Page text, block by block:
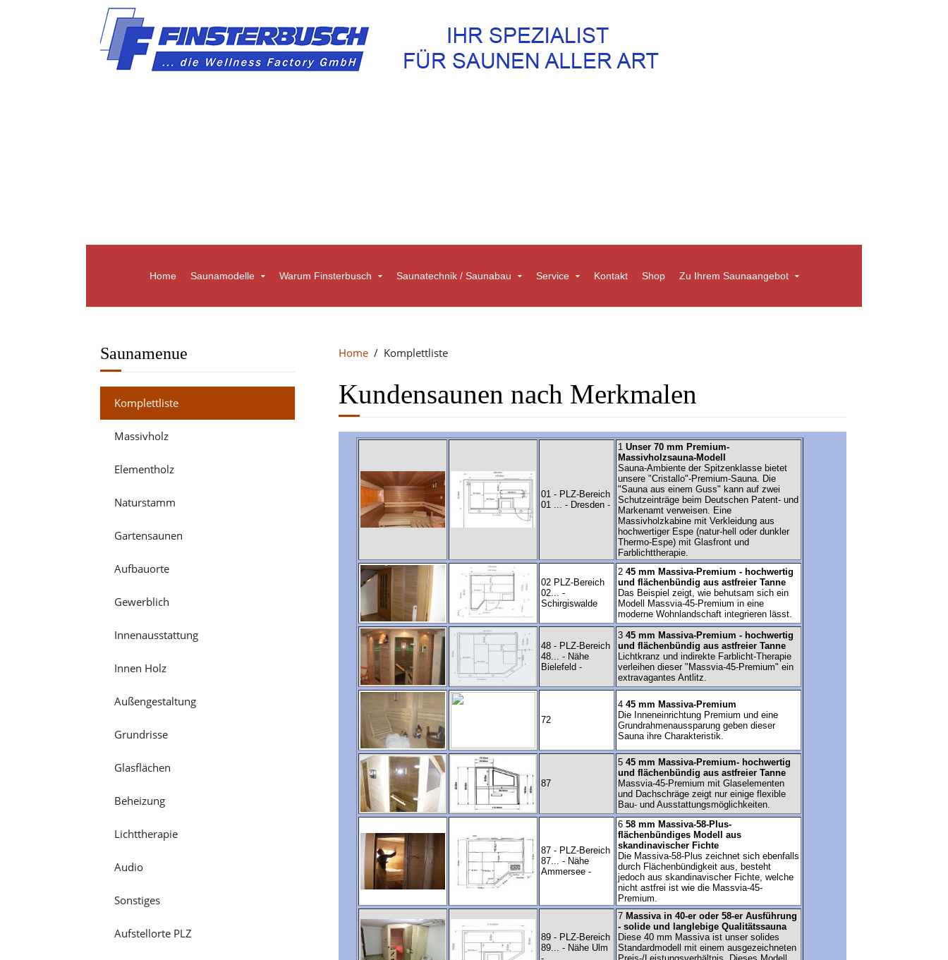
Home Saunamodelle Warum Finsterbusch Saunatechnik / Saunabau Service Kontakt Shop Zu Ihrem Saunaangebot
Home Komplettliste
Kundensaunen nach Merkmalen
Saunamenue
Komplettliste
Massivholz
Elementholz
Naturstamm
Gartensaunen
Aufbauorte
Gewerblich
Innenausstattung
Innen Holz
Außengestaltung
Grundrisse
Glasflächen
Beheizung
Lichttherapie
Audio
Sonstiges
Aufstellorte PLZ